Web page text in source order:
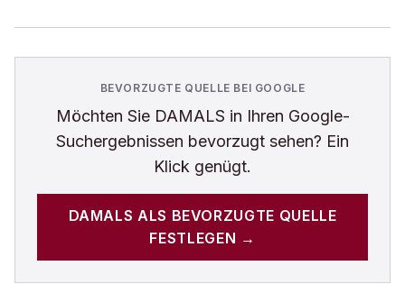
BEVORZUGTE QUELLE BEI GOOGLE
Möchten Sie DAMALS in Ihren Google-
Suchergebnissen bevorzugt sehen? Ein
Klick genügt.
DAMALS ALS BEVORZUGTE QUELLE
FESTLEGEN →